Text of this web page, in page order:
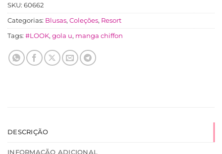
SKU: 60662
Categorias: Blusas, Coleções, Resort
Tags: #LOOK, gola u, manga chiffon
DESCRIÇÃO
INFORMAÇÃO ADICIONAL